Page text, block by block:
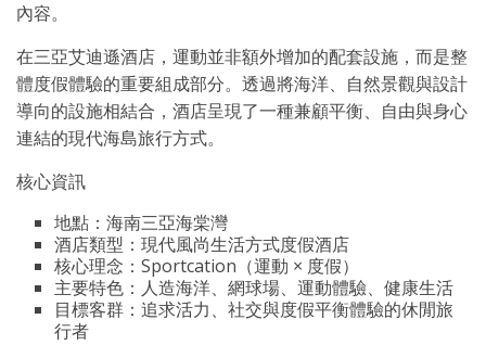
內容。
在三亞艾迪遜酒店，運動並非額外增加的配套設施，而是整
體度假體驗的重要組成部分。透過將海洋、自然景觀與設計
導向的設施相結合，酒店呈現了一種兼顧平衡、自由與身心
連結的現代海島旅行方式。
核心資訊
地點：海南三亞海棠灣
酒店類型：現代風尚生活方式度假酒店
核心理念：Sportcation（運動 × 度假）
主要特色：人造海洋、網球場、運動體驗、健康生活
目標客群：追求活力、社交與度假平衡體驗的休閒旅
行者